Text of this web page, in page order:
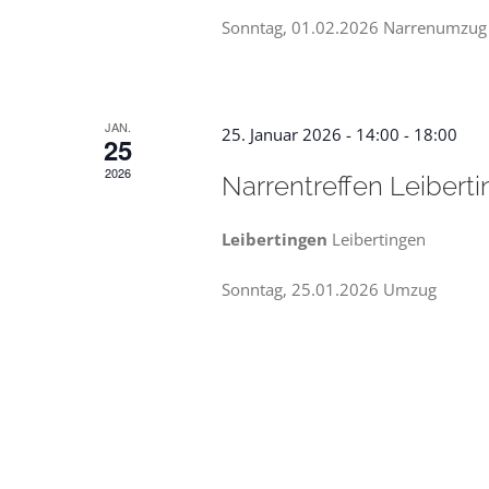
Sonntag, 01.02.2026 Narrenumzug
JAN.
25
2026
25. Januar 2026 - 14:00 - 18:00
Narrentreffen
Leibertingen Leibertingen
Sonntag, 25.01.2026 Umzug